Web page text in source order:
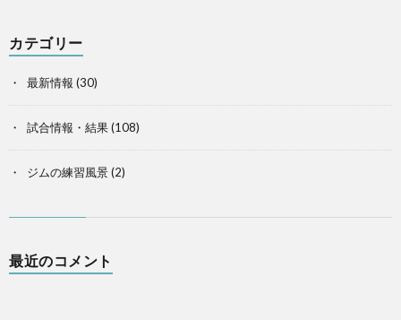
カテゴリー
最新情報 (30)
試合情報・結果(108)
ジムの練習風景(2)
最近のコメント